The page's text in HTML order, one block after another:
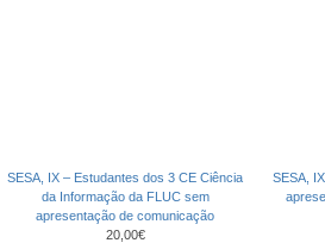
SESA, IX – Estudantes dos 3 CE Ciência
da Informação da FLUC sem
apresentação de comunicação
20,00€
SESA,